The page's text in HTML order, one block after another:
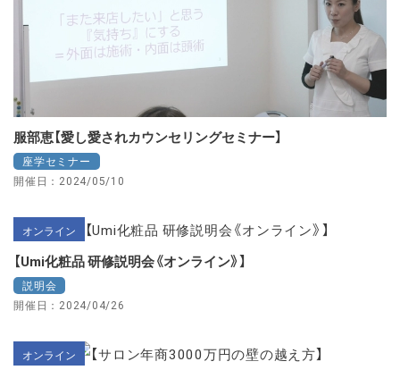
服部恵【愛し愛されカウンセリングセミナー】
座学セミナー
開催日：2024/05/10
オンライン
【Umi化粧品 研修説明会《オンライン》】
説明会
開催日：2024/04/26
オンライン